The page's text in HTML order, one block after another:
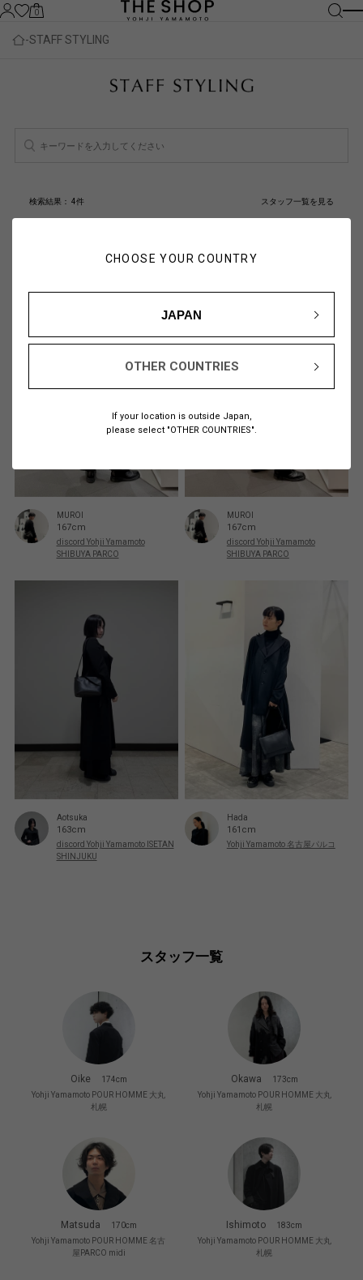
CHOOSE YOUR COUNTRY
JAPAN
OTHER COUNTRIES
If your location is outside Japan,
please select "OTHER COUNTRIES".
0
STAFF STYLING
検索結果： 4件 スタッフ一覧を見る
MUROI
167cm
discord Yohji Yamamoto
SHIBUYA PARCO
MUROI
167cm
discord Yohji Yamamoto
SHIBUYA PARCO
Aotsuka
163cm
discord Yohji Yamamoto ISETAN
SHINJUKU
Hada
161cm
Yohji Yamamoto 名古屋パルコ
スタッフ一覧
Oike
174cm
Yohji Yamamoto POUR HOMME 大丸
札幌
Okawa
173cm
Yohji Yamamoto POUR HOMME 大丸
札幌
Matsuda
170cm
Yohji Yamamoto POUR HOMME 名古
屋PARCO midi
Ishimoto
183cm
Yohji Yamamoto POUR HOMME 大丸
札幌